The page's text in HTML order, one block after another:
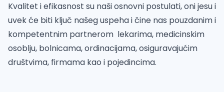
Kvalitet i efikasnost su naši osnovni postulati, oni jesu i
uvek će biti ključ našeg uspeha i čine nas pouzdanim i
kompetentnim partnerom lekarima, medicinskim
osoblju, bolnicama, ordinacijama, osiguravajućim
društvima, firmama kao i pojedincima.